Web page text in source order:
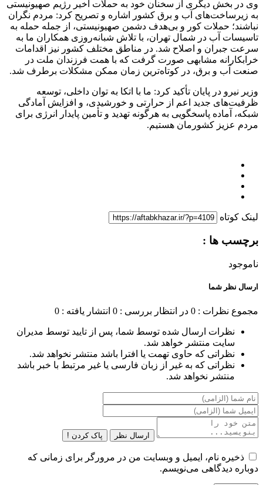
وی در بخش دیگری از سخنان خود به حملات اخیر رژیم صهیونیستی
به زیرساخت‌های آب و برق کشور اشاره و تصریح کرد: مردم نگران
نباشند؛ حملات کور و بی‌هدف دشمن صهیونیستی، از جمله حمله به
تاسیسات آب در شمال تهران، با تلاش شبانه‌روزی همکاران ما به
سرعت جبران و اصلاح شد. در مناطق مختلف کشور نیز اقدامات
خرابکارانه مشابهی صورت گرفت که با همت فرزندان ملت در
صنعت آب و برق، در کوتاه‌ترین زمان ممکن مشکلات برطرف شد.
وزیر نیرو در پایان تأکید کرد: ما با اتکا به توان داخلی، توسعه
ظرفیت‌های جدید اعم از حرارتی و خورشیدی، و افزایش آمادگی
شبکه، آماده پاسخگویی به هرگونه تهدید و تأمین پایدار انرژی برای
مردم عزیز کشورمان هستیم.
لینک کوتاه
برچسب ها :
ناموجود
ارسال نظر شما
مجموع نظرات : 0 در انتظار بررسی : 0 انتشار یافته : 0
نظرات ارسال شده توسط شما، پس از تایید توسط مدیران
سایت منتشر خواهد شد.
نظراتی که حاوی تهمت یا افترا باشد منتشر نخواهد شد.
نظراتی که به غیر از زبان فارسی یا غیر مرتبط با خبر باشد
منتشر نخواهد شد.
ارسال نظر پاک کردن !
ذخیره نام، ایمیل و وبسایت من در مرورگر برای زمانی که
دوباره دیدگاهی می‌نویسم.